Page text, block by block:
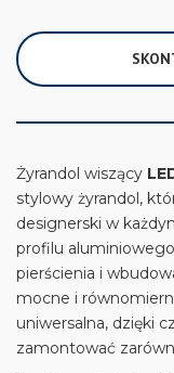
Żyrandol wiszący
stylowy żyrandol,
designerski w
profilu
pierścienia i
mocne i
uniwersalna, dzięki
zamontować